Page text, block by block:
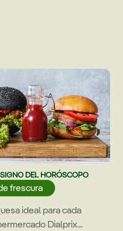
DEL HORÓSCOPO
frescura
ideal para cada
Dialprix...